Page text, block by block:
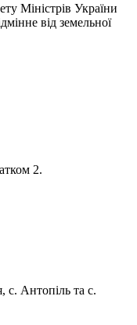
Міністрів України
від земельної
2.
с. Антопіль та с.